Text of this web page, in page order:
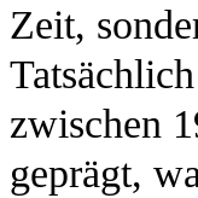
Zeit,
zwischen
geprägt,